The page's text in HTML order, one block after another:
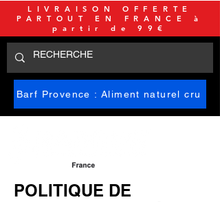
Barf Provence : Aliment naturel cru
LIVRAISON OFFERTE
PARTOUT EN FRANCE à
partir de 99€
POLITIQUE DE